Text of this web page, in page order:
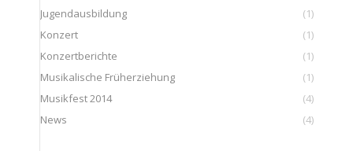
Jugendausbildung
(1)
Konzert
(1)
Konzertberichte
(1)
Musikalische Früherziehung
(1)
Musikfest 2014
(4)
News
(4)